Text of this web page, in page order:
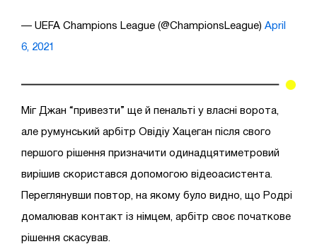
— UEFA Champions League (@ChampionsLeague) April
6, 2021
Міг Джан “привезти” ще й пенальті у власні ворота,
але румунський арбітр Овідіу Хацеган після свого
першого рішення призначити одинадцятиметровий
вирішив скористався допомогою відеоасистента.
Переглянувши повтор, на якому було видно, що Родрі
домалював контакт із німцем, арбітр своє початкове
рішення скасував.